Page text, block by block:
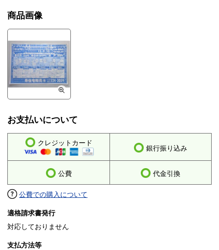
商品画像
お支払いについて
クレジットカード
銀行振り込み
公費 代金引換
公費での購入について
適格請求書発行
対応しておりません
支払方法等